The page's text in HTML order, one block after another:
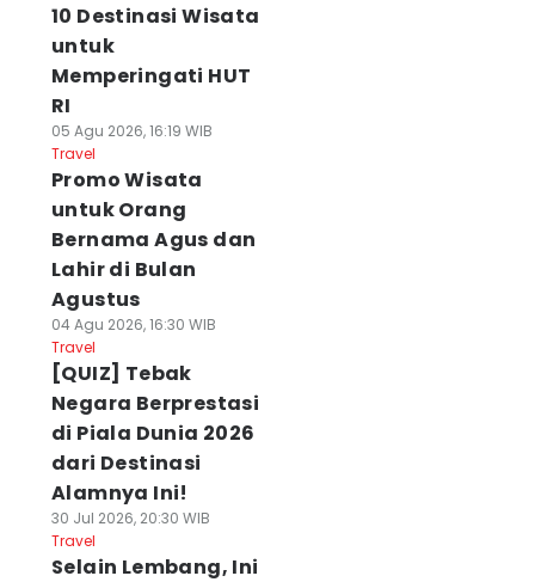
10 Destinasi Wisata
untuk
Memperingati HUT
RI
05 Agu 2026, 16:19 WIB
Travel
Promo Wisata
untuk Orang
Bernama Agus dan
Lahir di Bulan
Agustus
04 Agu 2026, 16:30 WIB
Travel
[QUIZ] Tebak
Negara Berprestasi
di Piala Dunia 2026
dari Destinasi
Alamnya Ini!
30 Jul 2026, 20:30 WIB
Travel
Selain Lembang, Ini